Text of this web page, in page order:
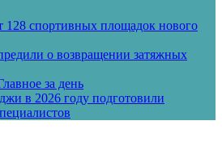
128 спортивных площадок нового
о возвращении затяжных
за день
в 2026 году подготовили